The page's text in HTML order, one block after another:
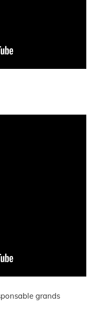
grands